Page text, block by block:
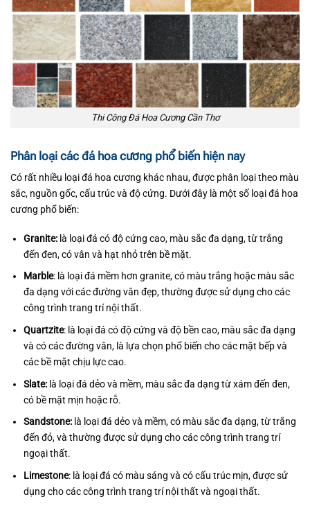
Thi Công Đá Hoa Cương Cần Thơ
Phân loại các đá hoa cương phổ biến hiện nay
Có rất nhiều loại đá hoa cương khác nhau, được phân loại theo màu
sắc, nguồn gốc, cấu trúc và độ cứng. Dưới đây là một số loại đá hoa
cương phổ biến:
Granite:là loại đá có độ cứng cao, màu sắc đa dạng, từ trắng
đến đen, có vân và hạt nhỏ trên bề mặt.
Marble: là loại đá mềm hơn granite, có màu trắng hoặc màu sắc
đa dạng với các đường vân đẹp, thường được sử dụng cho các
công trình trang trí nội thất.
Quartzite: là loại đá có độ cứng và độ bền cao, màu sắc đa dạng
và có các đường vân, là lựa chọn phổ biến cho các mặt bếp và
các bề mặt chịu lực cao.
Slate:là loại đá dẻo và mềm, màu sắc đa dạng từ xám đến đen,
có bề mặt mịn hoặc rỗ.
Sandstone:là loại đá dẻo và mềm, có màu sắc đa dạng, từ trắng
đến đỏ, và thường được sử dụng cho các công trình trang trí
ngoại thất.
Limestone: là loại đá có màu sáng và có cấu trúc mịn, được sử
dụng cho các công trình trang trí nội thất và ngoại thất.